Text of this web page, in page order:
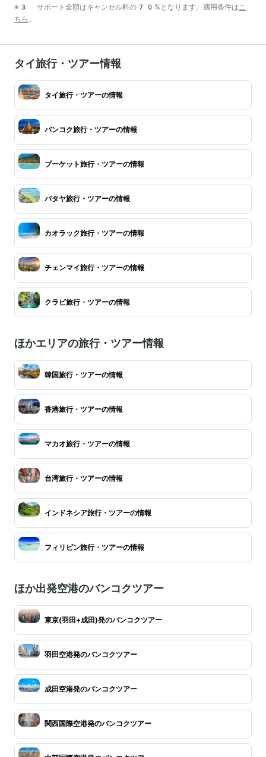
※3 サポート金額はキャンセル料の70%となります。適用条件はこ
ちら 。
タイ旅行・ツアー情報
タイ旅行・ツアーの情報
バンコク旅行・ツアーの情報
プーケット旅行・ツアーの情報
パタヤ旅行・ツアーの情報
カオラック旅行・ツアーの情報
チェンマイ旅行・ツアーの情報
クラビ旅行・ツアーの情報
ほかエリアの旅行・ツアー情報
韓国旅行・ツアーの情報
香港旅行・ツアーの情報
マカオ旅行・ツアーの情報
台湾旅行・ツアーの情報
インドネシア旅行・ツアーの情報
フィリピン旅行・ツアーの情報
ほか出発空港のバンコクツアー
東京(羽田+成田)発のバンコクツアー
羽田空港発のバンコクツアー
成田空港発のバンコクツアー
関西国際空港発のバンコクツアー